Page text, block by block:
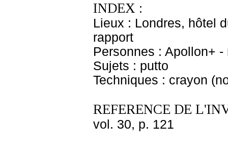
INDEX :
Lieux : Londres, hôtel
rapport
Personnes : Apollon+ -
Sujets : putto
Techniques : crayon
REFERENCE DE
vol. 30, p. 121